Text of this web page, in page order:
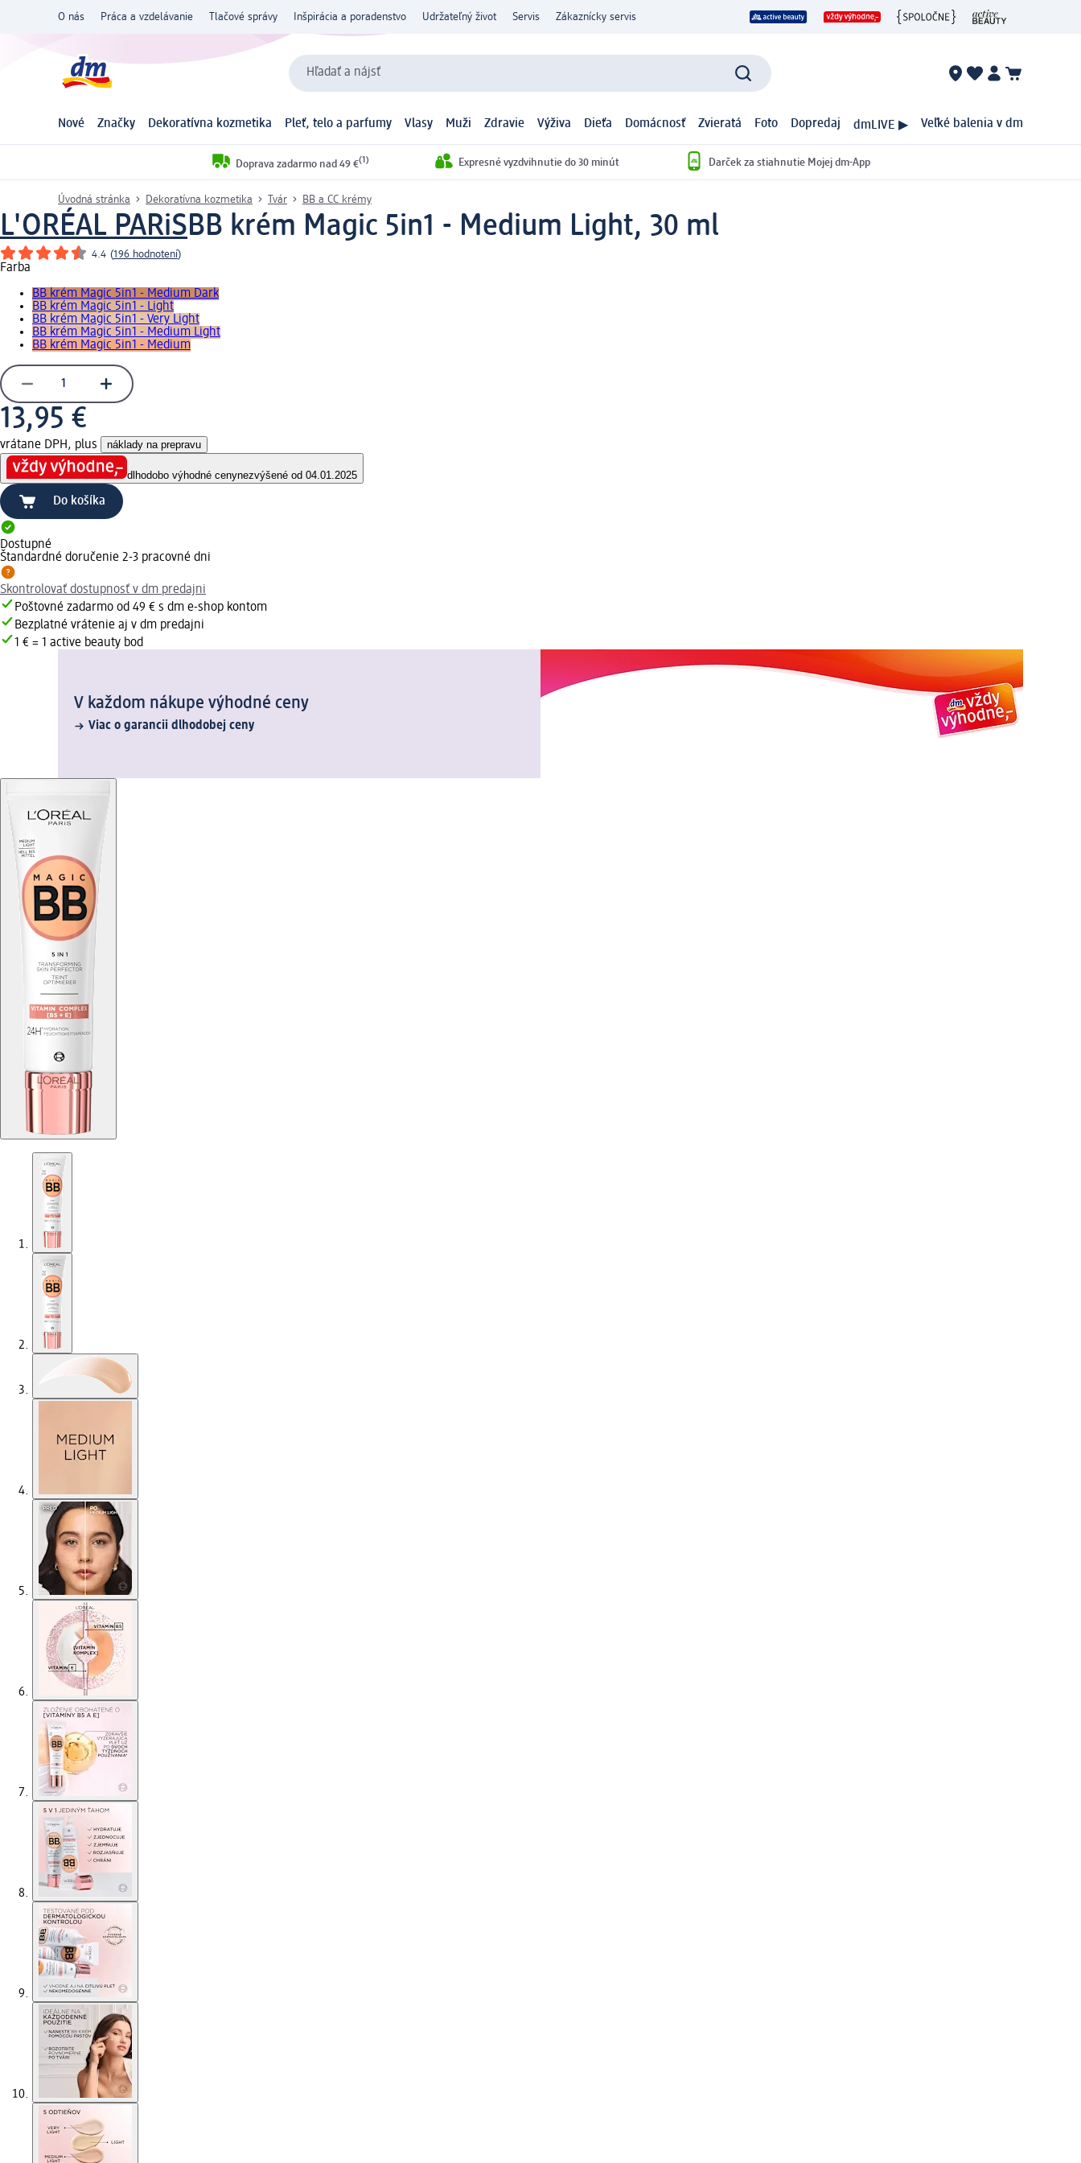
O nás Práca a vzdelávanie Tlačové správy Inšpirácia a poradenstvo Udržateľný život Servis Zákaznícky servis
Hľadať a nájsť
Nové Značky Dekoratívna kozmetika Pleť, telo a parfumy Vlasy Muži Zdravie Výživa Dieťa Domácnosť Zvieratá Foto Dopredaj dmLIVE ▶ Veľké balenia v dm
Doprava zadarmo nad 49 €(1) Expresné vyzdvihnutie do 30 minút Darček za stiahnutie Mojej dm-App
Úvodná stránka Dekoratívna kozmetika Tvár BB a CC krémy
L'ORÉAL PARiSBB krém Magic 5in1 - Medium Light, 30 ml
4.4 (196 hodnotení)
Farba
BB krém Magic 5in1 - Medium Dark
BB krém Magic 5in1 - Light
BB krém Magic 5in1 - Very Light
BB krém Magic 5in1 - Medium Light
BB krém Magic 5in1 - Medium
13,95 €
vrátane DPH, plus náklady na prepravu
dlhodobo výhodné cenynezvýšené od 04.01.2025
Do košíka
Dostupné
Štandardné doručenie 2-3 pracovné dni
Skontrolovať dostupnosť v dm predajni
Poštovné zadarmo od 49 € s dm e-shop kontom
Bezplatné vrátenie aj v dm predajni
1 € = 1 active beauty bod
V každom nákupe výhodné ceny
Viac o garancii dlhodobej ceny